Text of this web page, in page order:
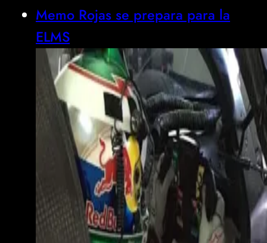
Memo Rojas se prepara para la
ELMS